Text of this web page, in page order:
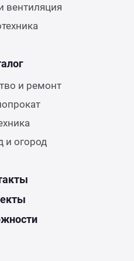
вентиляция
и ремонт
и огород